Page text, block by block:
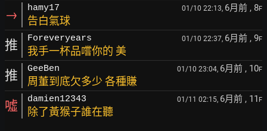
→ hamy17 01/10 22:13, 6月前 , 8F
告白氣球
推 Foreveryears 01/10 22:37, 6月前 , 9F
我手一杯品嚐你的 美
推 GeeBen 01/10 23:04, 6月前 , 10F
周董到底欠多少 各種賺
噓 damien12343 01/11 02:15, 6月前 , 11 F
除了黃猴子誰在聽